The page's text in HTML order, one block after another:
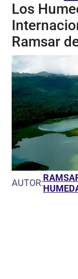
Los
Ramsar
AUTOR: